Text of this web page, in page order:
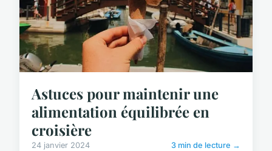
Astuces pour maintenir une
alimentation équilibrée en
croisière
24 janvier 2024 3 min de lecture →